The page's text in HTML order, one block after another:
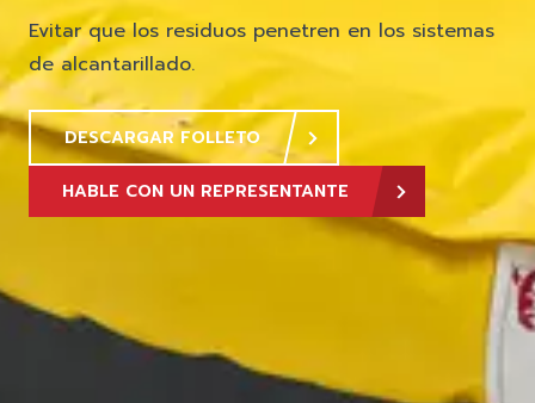
Evitar que los residuos penetren en los sistemas
de alcantarillado.
DESCARGAR FOLLETO
HABLE CON UN REPRESENTANTE